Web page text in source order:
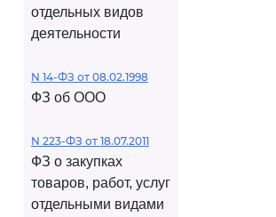
отдельных видов
деятельности
N 14-ФЗ от 08.02.1998
ФЗ об ООО
N 223-ФЗ от 18.07.2011
ФЗ о закупках
товаров, работ, услуг
отдельными видами